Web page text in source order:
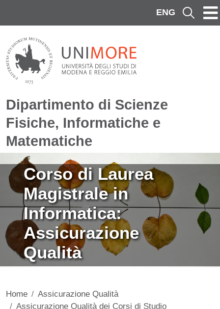
ENG Cerca
Dipartimento di Scienze
Fisiche, Informatiche e
Matematiche
Immagine
Corso di Laurea
Magistrale in
Informatica:
Assicurazione
Qualità
Home
Assicurazione Qualità
Assicurazione Qualità dei Corsi di Studio